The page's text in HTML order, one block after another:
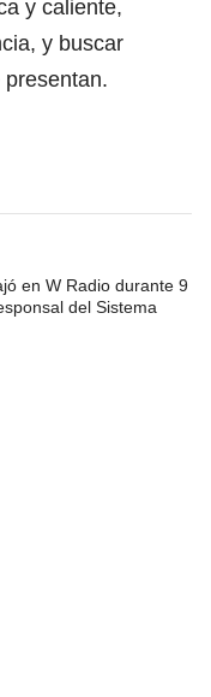
y caliente,
y buscar
en W Radio durante 9
del Sistema